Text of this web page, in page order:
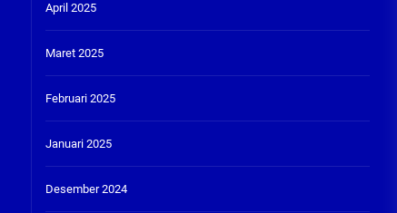
April 2025
Maret 2025
Februari 2025
Januari 2025
Desember 2024